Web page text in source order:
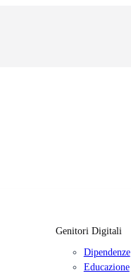
Genitori Digitali
Dipendenze
Educazione